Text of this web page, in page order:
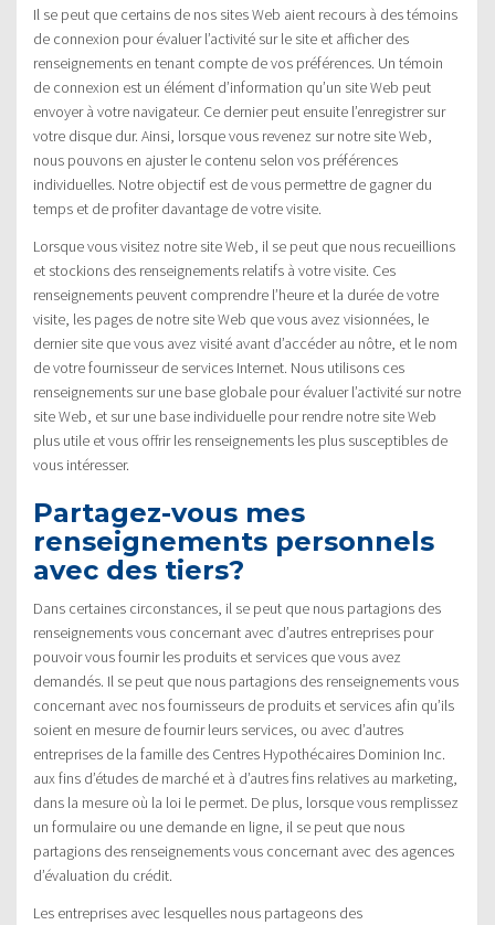
Il se peut que certains de nos sites Web aient recours à des témoins
de connexion pour évaluer l’activité sur le site et afficher des
renseignements en tenant compte de vos préférences. Un témoin
de connexion est un élément d’information qu’un site Web peut
envoyer à votre navigateur. Ce dernier peut ensuite l’enregistrer sur
votre disque dur. Ainsi, lorsque vous revenez sur notre site Web,
nous pouvons en ajuster le contenu selon vos préférences
individuelles. Notre objectif est de vous permettre de gagner du
temps et de profiter davantage de votre visite.
Lorsque vous visitez notre site Web, il se peut que nous recueillions
et stockions des renseignements relatifs à votre visite. Ces
renseignements peuvent comprendre l’heure et la durée de votre
visite, les pages de notre site Web que vous avez visionnées, le
dernier site que vous avez visité avant d’accéder au nôtre, et le nom
de votre fournisseur de services Internet. Nous utilisons ces
renseignements sur une base globale pour évaluer l’activité sur notre
site Web, et sur une base individuelle pour rendre notre site Web
plus utile et vous offrir les renseignements les plus susceptibles de
vous intéresser.
Partagez-vous mes
renseignements personnels
avec des tiers?
Dans certaines circonstances, il se peut que nous partagions des
renseignements vous concernant avec d’autres entreprises pour
pouvoir vous fournir les produits et services que vous avez
demandés. Il se peut que nous partagions des renseignements vous
concernant avec nos fournisseurs de produits et services afin qu’ils
soient en mesure de fournir leurs services, ou avec d’autres
entreprises de la famille des Centres Hypothécaires Dominion Inc.
aux fins d’études de marché et à d’autres fins relatives au marketing,
dans la mesure où la loi le permet. De plus, lorsque vous remplissez
un formulaire ou une demande en ligne, il se peut que nous
partagions des renseignements vous concernant avec des agences
d’évaluation du crédit.
Les entreprises avec lesquelles nous partageons des